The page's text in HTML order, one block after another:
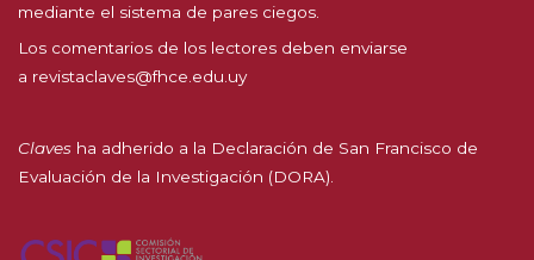
mediante el sistema de pares ciegos.
Los comentarios de los lectores deben enviarse
a revistaclaves@fhce.edu.uy
Claves ha adherido a la Declaración de San Francisco de
Evaluación de la Investigación (DORA).